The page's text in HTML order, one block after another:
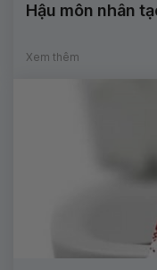
Hậu môn nhân
Xem thêm